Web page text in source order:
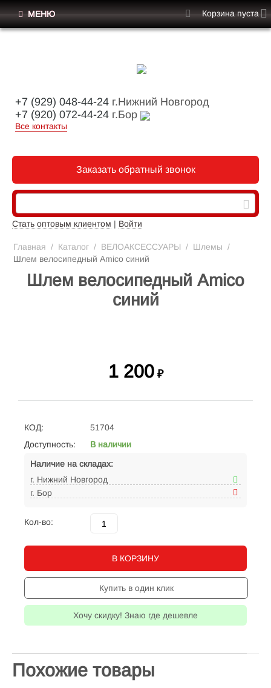
+7 (929) 048-44-24 г.Нижний Новгород
+7 (920) 072-44-24 г.Бор
Все контакты
Заказать обратный звонок
Стать оптовым клиентом | Войти
МЕНЮ Корзина пуста
Главная / Каталог / ВЕЛОАКСЕССУАРЫ / Шлемы /
Шлем велосипедный Amico синий
Шлем велосипедный Amico
синий
1 200 ₽
КОД:
51704
Доступность:
В наличии
Наличие на складах:
г. Нижний Новгород
г. Бор
Кол-во:
В КОРЗИНУ
Купить в один клик
Хочу скидку! Знаю где дешевле
Похожие товары